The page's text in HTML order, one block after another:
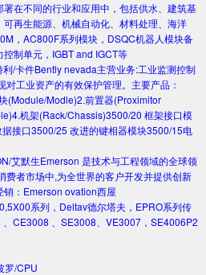
在不同的行业和应用中，包括供水、建筑基
再生能源、机械自动化、材料处理、海洋
，AC800F系列模块，DSQC机器人模块备
制单元，IGBT and IGCT等
利/卡件Bently nevada主营业务:工业监测控制
对工业资产的有效保护管理。主要产品：
(Module/Modle)2.前置器(Proximitor
机架(Rack/Chassis)3500/20 框架接口模
接口3500/25 改进的键相器模块3500/15电
艾默生Emerson 是技术与工程领域的全球领
费者市场中,为全世界的客户开发并提供创新
销：Emerson ovation西屋
系列，Deltav德尔塔夫，EPRO系列传
CE3008 、SE3008、VE3007，SE4006P2
罗/CPU